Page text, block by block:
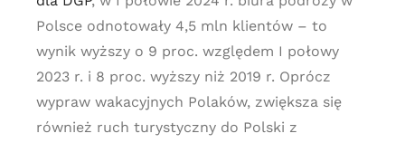
Polsce odnotowały 4,5 mln klientów – to
wynik wyższy o 9 proc. względem I połowy
2023 r. i 8 proc. wyższy niż 2019 r. Oprócz
wypraw wakacyjnych Polaków, zwiększa się
również ruch turystyczny do Polski z